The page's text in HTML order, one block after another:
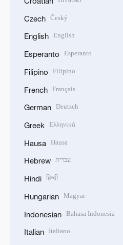
Czech Český
English English
Esperanto Esperanto
Filipino Filipino
French Français
German Deutsch
Greek Ελληνικά
Hausa Hausa
Hebrew עברית
Hindi हिन्दी
Hungarian Magyar
Indonesian Bahasa Indonesia
Italian Italiano